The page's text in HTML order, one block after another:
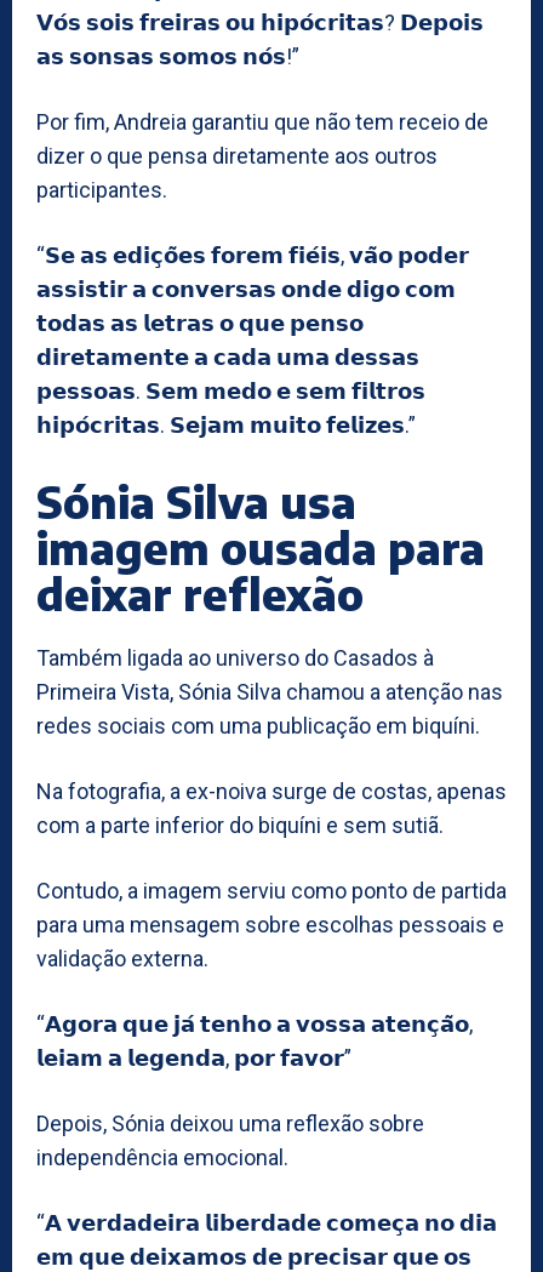
𝗩𝗼́𝘀 𝘀𝗼𝗶𝘀 𝗳𝗿𝗲𝗶𝗿𝗮𝘀 𝗼𝘂 𝗵𝗶𝗽𝗼́𝗰𝗿𝗶𝘁𝗮𝘀? 𝗗𝗲𝗽𝗼𝗶𝘀
𝗮𝘀 𝘀𝗼𝗻𝘀𝗮𝘀 𝘀𝗼𝗺𝗼𝘀 𝗻𝗼́𝘀!”
Por fim, Andreia garantiu que não tem receio de
dizer o que pensa diretamente aos outros
participantes.
“𝗦𝗲 𝗮𝘀 𝗲𝗱𝗶𝗰̧𝗼̃𝗲𝘀 𝗳𝗼𝗿𝗲𝗺 𝗳𝗶𝗲́𝗶𝘀, 𝘃𝗮̃𝗼 𝗽𝗼𝗱𝗲𝗿
𝗮𝘀𝘀𝗶𝘀𝘁𝗶𝗿 𝗮 𝗰𝗼𝗻𝘃𝗲𝗿𝘀𝗮𝘀 𝗼𝗻𝗱𝗲 𝗱𝗶𝗴𝗼 𝗰𝗼𝗺
𝘁𝗼𝗱𝗮𝘀 𝗮𝘀 𝗹𝗲𝘁𝗿𝗮𝘀 𝗼 𝗾𝘂𝗲 𝗽𝗲𝗻𝘀𝗼
𝗱𝗶𝗿𝗲𝘁𝗮𝗺𝗲𝗻𝘁𝗲 𝗮 𝗰𝗮𝗱𝗮 𝘂𝗺𝗮 𝗱𝗲𝘀𝘀𝗮𝘀
𝗽𝗲𝘀𝘀𝗼𝗮𝘀. 𝗦𝗲𝗺 𝗺𝗲𝗱𝗼 𝗲 𝘀𝗲𝗺 𝗳𝗶𝗹𝘁𝗿𝗼𝘀
𝗵𝗶𝗽𝗼́𝗰𝗿𝗶𝘁𝗮𝘀. 𝗦𝗲𝗷𝗮𝗺 𝗺𝘂𝗶𝘁𝗼 𝗳𝗲𝗹𝗶𝘇𝗲𝘀.”
Sónia Silva usa
imagem ousada para
deixar reflexão
Também ligada ao universo do Casados à
Primeira Vista, Sónia Silva chamou a atenção nas
redes sociais com uma publicação em biquíni.
Na fotografia, a ex-noiva surge de costas, apenas
com a parte inferior do biquíni e sem sutiã.
Contudo, a imagem serviu como ponto de partida
para uma mensagem sobre escolhas pessoais e
validação externa.
“𝗔𝗴𝗼𝗿𝗮 𝗾𝘂𝗲 𝗷𝗮́ 𝘁𝗲𝗻𝗵𝗼 𝗮 𝘃𝗼𝘀𝘀𝗮 𝗮𝘁𝗲𝗻𝗰̧𝗮̃𝗼,
𝗹𝗲𝗶𝗮𝗺 𝗮 𝗹𝗲𝗴𝗲𝗻𝗱𝗮, 𝗽𝗼𝗿 𝗳𝗮𝘃𝗼𝗿”
Depois, Sónia deixou uma reflexão sobre
independência emocional.
“𝗔 𝘃𝗲𝗿𝗱𝗮𝗱𝗲𝗶𝗿𝗮 𝗹𝗶𝗯𝗲𝗿𝗱𝗮𝗱𝗲 𝗰𝗼𝗺𝗲𝗰̧𝗮 𝗻𝗼 𝗱𝗶𝗮
𝗲𝗺 𝗾𝘂𝗲 𝗱𝗲𝗶𝘅𝗮𝗺𝗼𝘀 𝗱𝗲 𝗽𝗿𝗲𝗰𝗶𝘀𝗮𝗿 𝗾𝘂𝗲 𝗼𝘀